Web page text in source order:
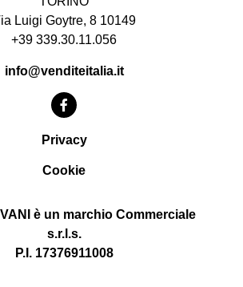
Luigi Goytre, 8 10149
+39 339.30.11.056
info@venditeitalia.it
Privacy
Cookie
è un marchio Commerciale
s.r.l.s.
P.I. 17376911008